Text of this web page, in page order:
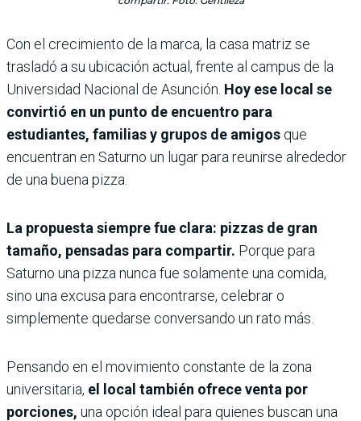
Con el crecimiento de la marca, la casa matriz se
trasladó a su ubicación actual, frente al campus de la
Universidad Nacional de Asunción. Hoy ese local se
convirtió en un punto de encuentro para
estudiantes, familias y grupos de amigos que
encuentran en Saturno un lugar para reunirse alrededor
de una buena pizza.
La propuesta siempre fue clara: pizzas de gran
tamaño, pensadas para compartir. Porque para
Saturno una pizza nunca fue solamente una comida,
sino una excusa para encontrarse, celebrar o
simplemente quedarse conversando un rato más.
Pensando en el movimiento constante de la zona
universitaria, el local también ofrece venta por
porciones, una opción ideal para quienes buscan una